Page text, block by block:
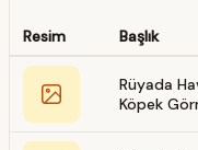
Resim Başlık
Rüyada
Köpek